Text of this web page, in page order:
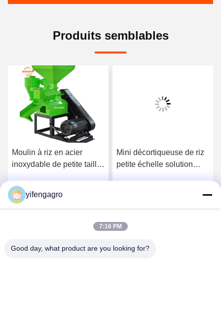
Produits semblables
Moulin à riz en acier
inoxydable de petite taille
traitement et le fraisage à
petite échelle
Obtenez le meilleur prix
Mini décortiqueuse de riz
petite échelle solution
yifengagro
7:16 PM
Good day, what product are you looking for?